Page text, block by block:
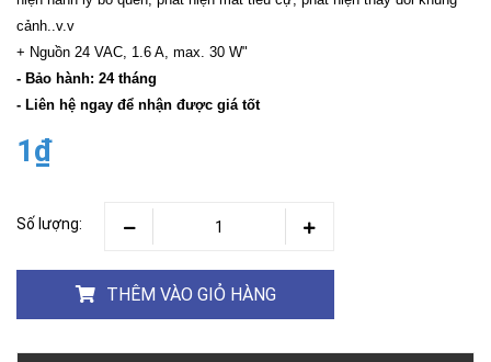
cảnh..v.v
+ Nguồn 24 VAC, 1.6 A, max. 30 W"
- Bảo hành: 24 tháng
- Liên hệ ngay để nhận được giá tốt
1₫
Số lượng:
THÊM VÀO GIỎ HÀNG